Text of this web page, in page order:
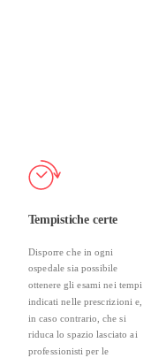
Tempistiche certe
Disporre che in ogni
ospedale sia possibile
ottenere gli esami nei tempi
indicati nelle prescrizioni e,
in caso contrario, che si
riduca lo spazio lasciato ai
professionisti per le